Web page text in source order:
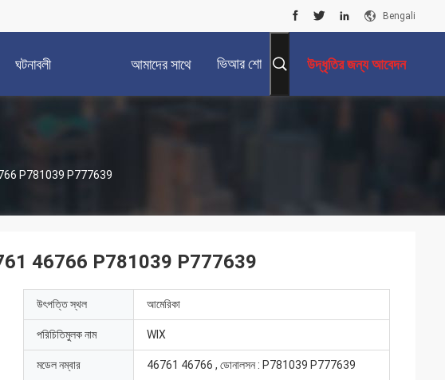
Bengali
ঘটনাবলী আমাদের সাথে ভিআর শো উদ্ধৃতির জন্য আবেদন
46766 P781039 P777639
46761 46766 P781039 P777639
উৎপত্তি স্থল আমেরিকা
পরিচিতিমুলক নাম WIX
মডেল নম্বার 46761 46766 , ডোনালসন : P781039 P777639